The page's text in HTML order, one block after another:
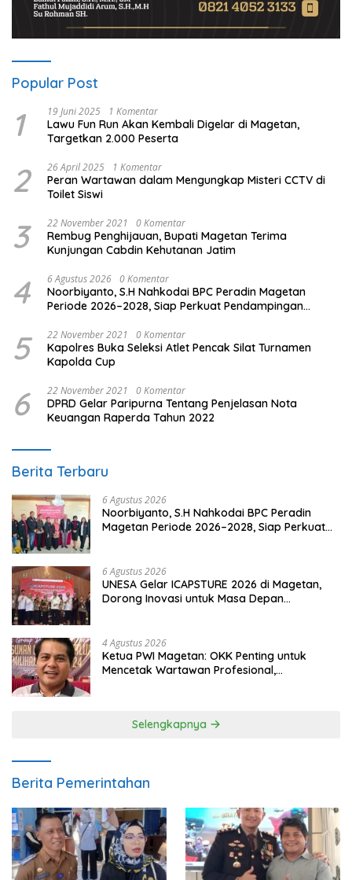
Popular Post
1 19 Juni 2025 1 Komentar
Lawu Fun Run Akan Kembali Digelar di Magetan,
Targetkan 2.000 Peserta
2 26 April 2025 1 Komentar
Peran Wartawan dalam Mengungkap Misteri CCTV di
Toilet Siswi
3 22 November 2021 0 Komentar
Rembug Penghijauan, Bupati Magetan Terima
Kunjungan Cabdin Kehutanan Jatim
4 6 Agustus 2026 0 Komentar
Noorbiyanto, S.H Nahkodai BPC Peradin Magetan
Periode 2026–2028, Siap Perkuat Pendampingan
5 22 November 2021 0 Komentar
Kapolres Buka Seleksi Atlet Pencak Silat Turnamen
Kapolda Cup
6 22 November 2021 0 Komentar
DPRD Gelar Paripurna Tentang Penjelasan Nota
Keuangan Raperda Tahun 2022
Berita Terbaru
6 Agustus 2026
Noorbiyanto, S.H Nahkodai BPC Peradin
Magetan Periode 2026–2028, Siap Perkuat
6 Agustus 2026
UNESA Gelar ICAPSTURE 2026 di Magetan,
Dorong Inovasi untuk Masa Depan
4 Agustus 2026
Ketua PWI Magetan: OKK Penting untuk
Mencetak Wartawan Profesional,
Selengkapnya
Berita Pemerintahan